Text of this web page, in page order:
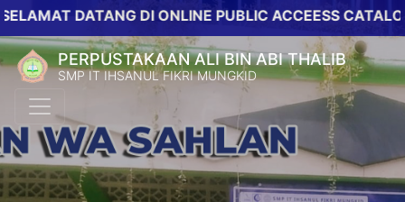
DATANG DI ONLINE PUBLIC ACCEESS CATALOG
PERPUSTAKAAN ALI BIN ABI THALIB
SMP IT IHSANUL FIKRI MUNGKID